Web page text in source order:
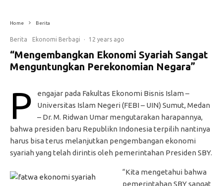
Home Berita
Berita Ekonomi Berbagi · 12 years ago
“Mengembangkan Ekonomi Syariah Sangat
Menguntungkan Perekonomian Negara”
P
engajar pada Fakultas Ekonomi Bisnis Islam –
Universitas Islam Negeri (FEBI – UIN) Sumut, Medan
– Dr. M. Ridwan Umar mengutarakan harapannya,
bahwa presiden baru Republikn Indonesia terpilih nantinya
harus bisa terus melanjutkan pengembangan ekonomi
syariah yang telah dirintis oleh pemerintahan Presiden SBY.
“Kita mengetahui bahwa
pemerintahan SBY sangat